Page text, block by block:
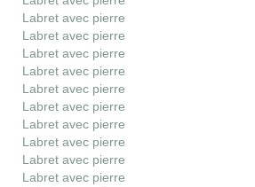
Labret avec pierre
Labret avec pierre
Labret avec pierre
Labret avec pierre
Labret avec pierre
Labret avec pierre
Labret avec pierre
Labret avec pierre
Labret avec pierre
Labret avec pierre